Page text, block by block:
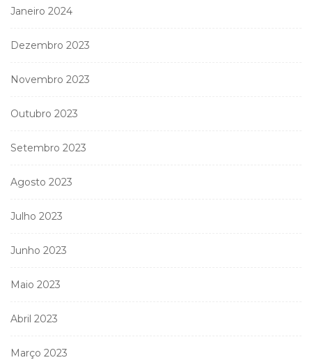
Janeiro 2024
Dezembro 2023
Novembro 2023
Outubro 2023
Setembro 2023
Agosto 2023
Julho 2023
Junho 2023
Maio 2023
Abril 2023
Março 2023